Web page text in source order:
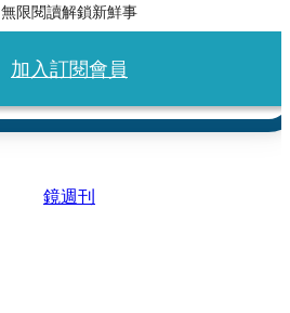
無限閱讀解鎖新鮮事
加入訂閱會員
鏡週刊